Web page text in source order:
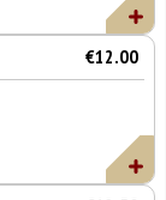
€12.00